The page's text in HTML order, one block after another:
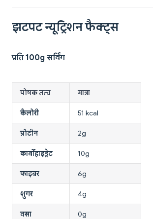
झटपट न्यूट्रिशन फैक्ट्स
प्रति 100g सर्विंग
पोषक तत्व मात्रा
कैलोरी 51 kcal
प्रोटीन 2g
कार्बोहाइड्रेट 10g
फाइबर 6g
शुगर 4g
वसा 0g